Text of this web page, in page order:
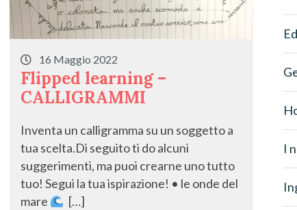
16 Maggio 2022
Flipped learning –
CALLIGRAMMI
Inventa un calligramma su un soggetto a
tua scelta.Di seguito ti do alcuni
suggerimenti, ma puoi crearne uno tutto
tuo! Segui la tua ispirazione! • le onde del
mare
[…]
I